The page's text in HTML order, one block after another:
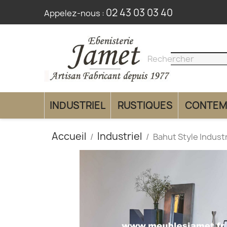
Appelez-nous : 02 43 03 03 40
clear
INDUSTRIEL RUSTIQUES
Accueil Industriel Bahut Style